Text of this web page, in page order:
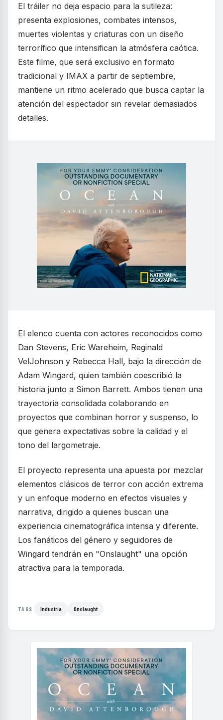
El tráiler no deja espacio para la sutileza:
presenta explosiones, combates intensos,
muertes violentas y criaturas con un diseño
terrorífico que intensifican la atmósfera caótica.
Este filme, que será exclusivo en formato
tradicional y IMAX a partir de septiembre,
mantiene un ritmo acelerado que busca captar la
atención del espectador sin revelar demasiados
detalles.
El elenco cuenta con actores reconocidos como
Dan Stevens, Eric Wareheim, Reginald
VelJohnson y Rebecca Hall, bajo la dirección de
Adam Wingard, quien también coescribió la
historia junto a Simon Barrett. Ambos tienen una
trayectoria consolidada colaborando en
proyectos que combinan horror y suspenso, lo
que genera expectativas sobre la calidad y el
tono del largometraje.
El proyecto representa una apuesta por mezclar
elementos clásicos de terror con acción extrema
y un enfoque moderno en efectos visuales y
narrativa, dirigido a quienes buscan una
experiencia cinematográfica intensa y diferente.
Los fanáticos del género y seguidores de
Wingard tendrán en "Onslaught" una opción
atractiva para la temporada.
TAGS Industria Onslaught